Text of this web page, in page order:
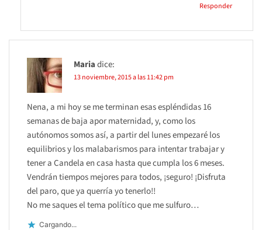
Responder
Mariadice:
13 noviembre, 2015 a las 11:42 pm
Nena, a mi hoy se me terminan esas espléndidas 16
semanas de baja apor maternidad, y, como los
autónomos somos así, a partir del lunes empezaré los
equilibrios y los malabarismos para intentar trabajar y
tener a Candela en casa hasta que cumpla los 6 meses.
Vendrán tiempos mejores para todos, ¡seguro! ¡Disfruta
del paro, que ya querría yo tenerlo!!
No me saques el tema político que me sulfuro…
Cargando...